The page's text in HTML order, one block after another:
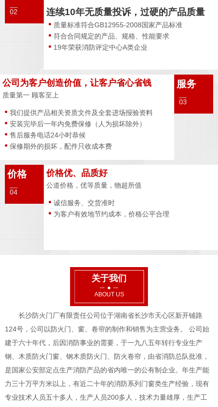
02 连续10年无质量投诉，过硬的产品质量
质量标准符合GB12955-2008国家产品标准
符合合同规定的产品、规格、性能要求
19年荣获消防评定中心A类企业
服务
03
公司为客户创造价值，让客户省心省钱
质量第一 顾客至上
我们提供产品相关资质文件及全套进场报验资料
安装完毕后一年内免费保修（人为损坏除外）
售后服务电话24小时恭候
保修期外的损坏，配件只收成本费
价格
04
价格优、品质好
公道价格，优等质量，物超所值
诚信服务、交货准时
为客户有效地节约成本，价格公平合理
关于我们
ABOUT US
长沙防火门厂有限责任公司位于湖南省长沙市天心区新开铺路
124号，公司以防火门、窗、卷帘的制作和销售为主营业务。 公司始
建于六十年代，后因消防事业的需要，于一九八五年转行专业生产
钢、木质防火门窗、钢木质防火门、防火卷帘，由省消防总队批准，
是国家公安部定点生产消防产品的省内唯一的公有制企业。年生产能
力三十万平方米以上，有近二十年的消防系列门窗类生产经验，现有
专业技术人员五十多人，生产人员200多人，技术力量雄厚，生产工